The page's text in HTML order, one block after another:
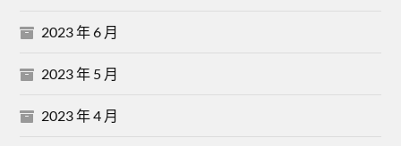
2023 年 6 月
2023 年 5 月
2023 年 4 月